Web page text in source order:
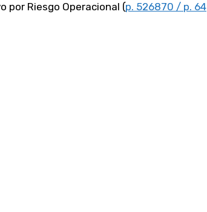
por Riesgo Operacional (p. 526870 / p. 64